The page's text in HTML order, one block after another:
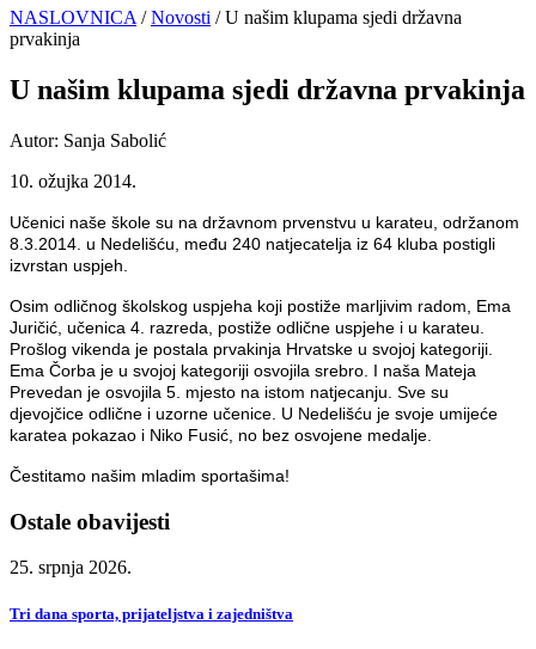
NASLOVNICA /Novosti / U našim klupama sjedi državna
prvakinja
U našim klupama sjedi državna prvakinja
Autor: Sanja Sabolić
10. ožujka 2014.
Učenici naše škole su na državnom prvenstvu u karateu, održanom
8.3.2014. u Nedelišću, među 240 natjecatelja iz 64 kluba postigli
izvrstan uspjeh.
Osim odličnog školskog uspjeha koji postiže marljivim radom, Ema
Juričić, učenica 4. razreda, postiže odlične uspjehe i u karateu.
Prošlog vikenda je postala prvakinja Hrvatske u svojoj kategoriji.
Ema Čorba je u svojoj kategoriji osvojila srebro. I naša Mateja
Prevedan je osvojila 5. mjesto na istom natjecanju. Sve su
djevojčice odlične i uzorne učenice. U Nedelišću je svoje umijeće
karatea pokazao i Niko Fusić, no bez osvojene medalje.
Čestitamo našim mladim sportašima!
Ostale obavijesti
25. srpnja 2026.
Tri dana sporta, prijateljstva i zajedništva